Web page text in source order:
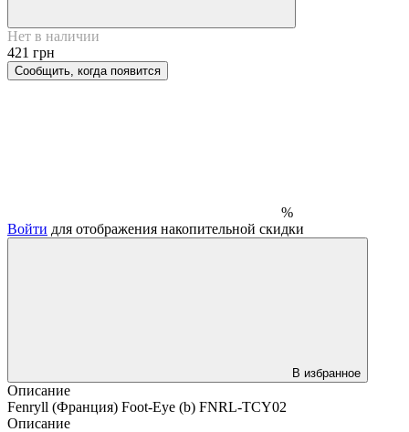
Нет в наличии
421 грн
Сообщить, когда появится
%
Войти для отображения накопительной скидки
В избранное
Описание
Fenryll (Франция) Foot-Eye (b) FNRL-TCY02
Описание